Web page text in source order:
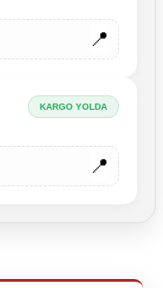
📍
KARGO YOLDA
📍